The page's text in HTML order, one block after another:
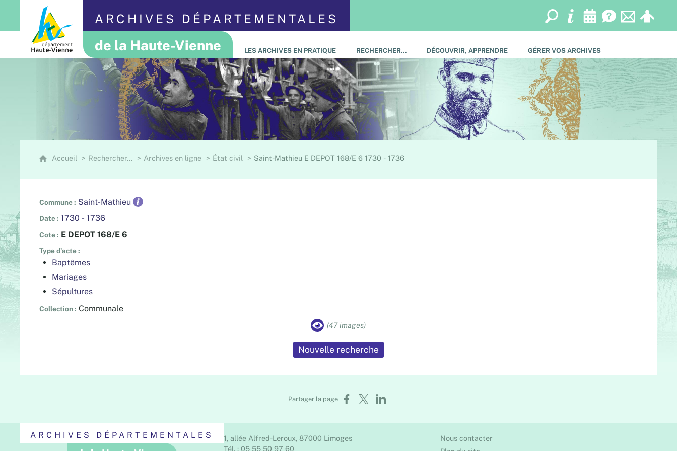
ARCHIVES DÉPARTEMENTALES
de la Haute-Vienne LES ARCHIVES EN PRATIQUE RECHERCHER… DÉCOUVRIR, APPRENDRE GÉRER VOS ARCHIVES
Accueil Rechercher… Archives en ligne État civil Saint-Mathieu E DEPOT 168/E 6 1730 - 1736
Commune Saint-Mathieu
Date 1730 - 1736
Cote E DEPOT 168/E 6
Type d'acte
Baptêmes
Mariages
Sépultures
Collection Communale
(47 images)
Nouvelle recherche
Partager la page Partager sur Facebook
Partager sur XPartager sur LinkedIn
ARCHIVES DÉPARTEMENTALES
1, allée Alfred-Leroux, 87000 Limoges
Tél. : 05 55 50 97 60
Nous contacter